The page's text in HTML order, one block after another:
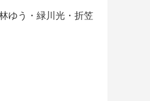
ゆう・緑川光・折笠